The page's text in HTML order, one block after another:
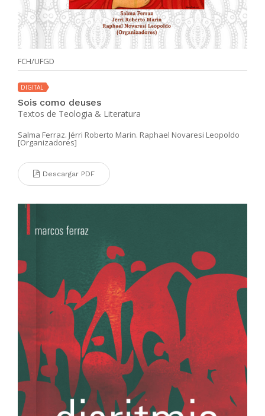
FCH/UFGD
DIGITAL
Sois como deuses
Textos de Teologia & Literatura
Salma Ferraz. Jérri Roberto Marin. Raphael Novaresi Leopoldo
[Organizadores]
Descargar PDF